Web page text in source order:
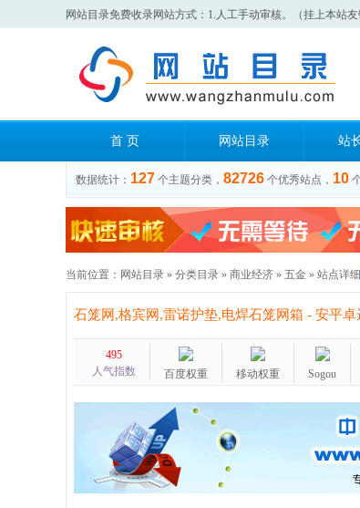
网站目录免费收录网站方式：1.人工手动审核。（挂上本站友
首 页 网站目录 站
数据统计： 127 个主题分类， 82726 个优秀站点， 10
当前位置： 网站目录 » 分类目录 » 商业经济 » 五金 » 站点详细
石笼网,格宾网,雷诺护垫,电焊石笼网箱 - 安平
495
人气指数
百度权重 移动权重 Sogou